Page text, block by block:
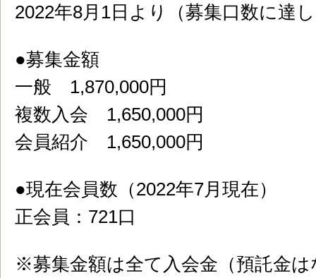
2022年8月1日より（募集口数に達
●募集金額
一般 1,870,000円
複数入会 1,650,000円
会員紹介 1,650,000円
●現在会員数（2022年7月現在）
正会員：721口
※募集金額は全て入会金（預託金